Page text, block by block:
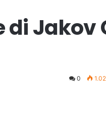
di Jakov
0